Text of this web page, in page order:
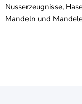
Nusserzeugnisse,
Mandeln und